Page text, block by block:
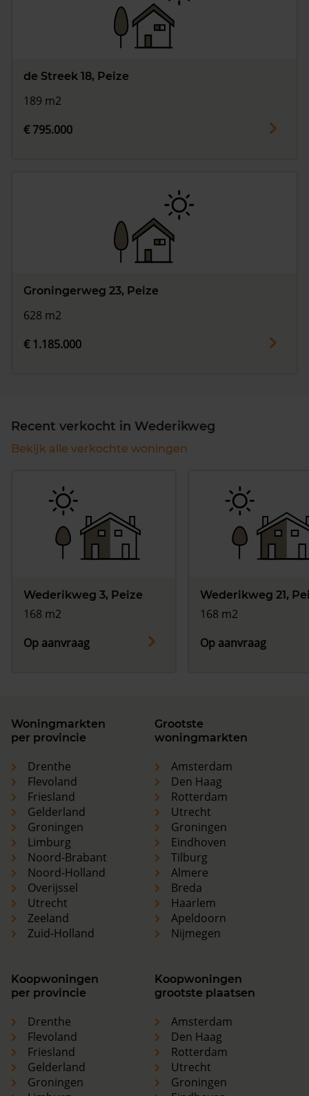
de Streek 18, Peize
189 m2
€ 795.000
Groningerweg 23, Peize
628 m2
€ 1.185.000
Recent verkocht in Wederikweg
Bekijk alle verkochte woningen
Wederikweg 3, Peize
168 m2
Op aanvraag
Wederikweg 21,
168 m2
Op aanvraag
Woningmarkten
per provincie
Drenthe
Flevoland
Friesland
Gelderland
Groningen
Limburg
Noord-Brabant
Noord-Holland
Overijssel
Utrecht
Zeeland
Zuid-Holland
Grootste
woningmarkten
Amsterdam
Den Haag
Rotterdam
Utrecht
Groningen
Eindhoven
Tilburg
Almere
Breda
Haarlem
Apeldoorn
Nijmegen
Koopwoningen
per provincie
Drenthe
Flevoland
Friesland
Gelderland
Groningen
Koopwoningen
grootste plaatsen
Amsterdam
Den Haag
Rotterdam
Utrecht
Groningen